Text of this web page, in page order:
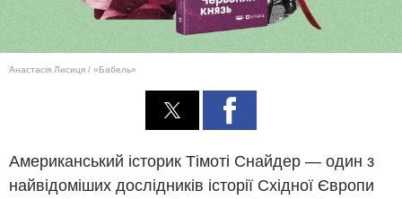
Анастасія Лисиця / «Бабель»
Американський історик Тімоті Снайдер — один з
найвідоміших дослідників історії Східної Європи